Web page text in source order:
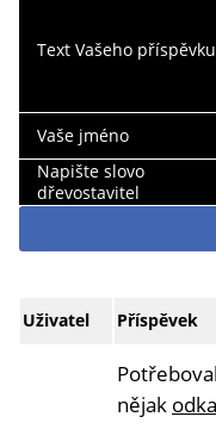
Text Vašeho příspěvku
Vaše jméno
Napište slovo
dřevostavitel
Uživatel Příspěvek
nějak